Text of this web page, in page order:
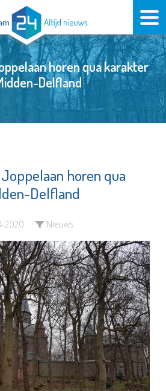
horen qua karakter
Delfland
horen qua
Delfland
2020 Nieuws